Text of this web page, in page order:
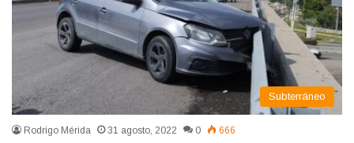
Subterráneo
Rodrigo Mérida 31 agosto, 2022 0 666